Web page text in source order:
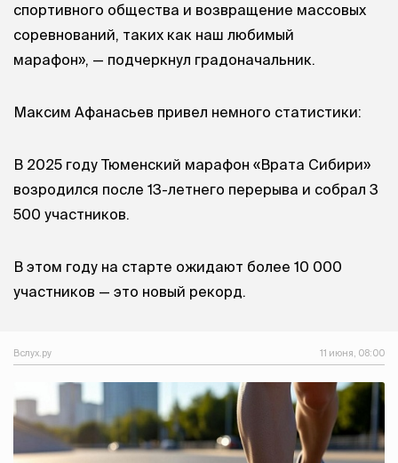
спортивного общества и возвращение массовых
соревнований, таких как наш любимый
марафон», — подчеркнул градоначальник.
Максим Афанасьев привел немного статистики:
В 2025 году Тюменский марафон «Врата Сибири»
возродился после 13-летнего перерыва и собрал 3
500 участников.
В этом году на старте ожидают более 10 000
участников — это новый рекорд.
Вслух.ру 11 июня, 08:00